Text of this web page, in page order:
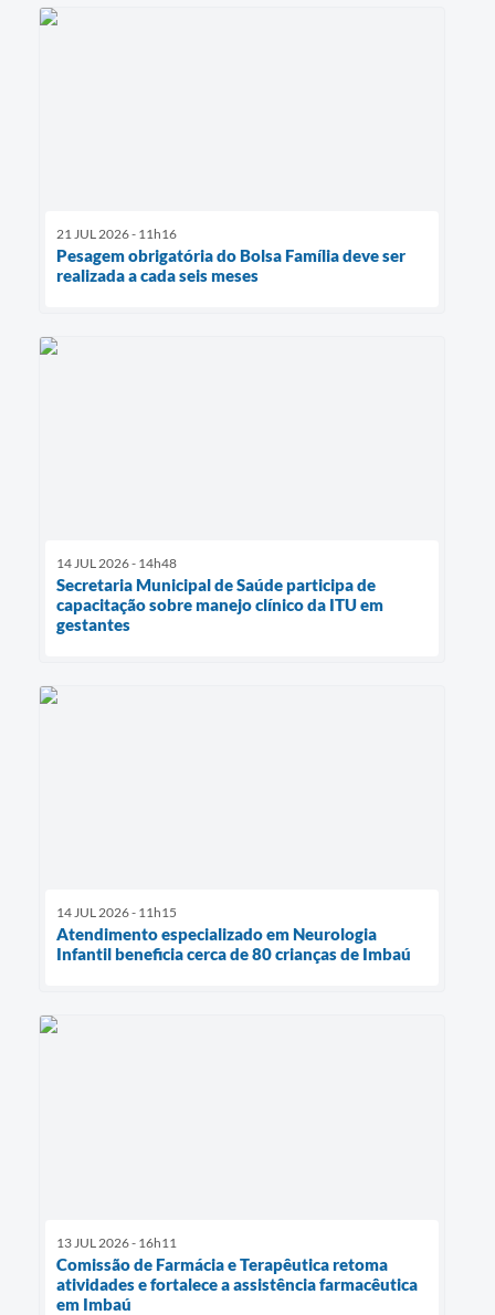
21 JUL 2026 - 11h16
Pesagem obrigatória do Bolsa Família deve ser
realizada a cada seis meses
14 JUL 2026 - 14h48
Secretaria Municipal de Saúde participa de
capacitação sobre manejo clínico da ITU em
gestantes
14 JUL 2026 - 11h15
Atendimento especializado em Neurologia
Infantil beneficia cerca de 80 crianças de Imbaú
13 JUL 2026 - 16h11
Comissão de Farmácia e Terapêutica retoma
atividades e fortalece a assistência farmacêutica
em Imbaú